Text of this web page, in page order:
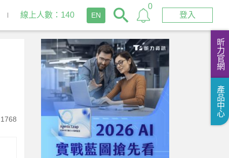
線上人數：140 EN
0
登入
昕力官網
產品中心
1768